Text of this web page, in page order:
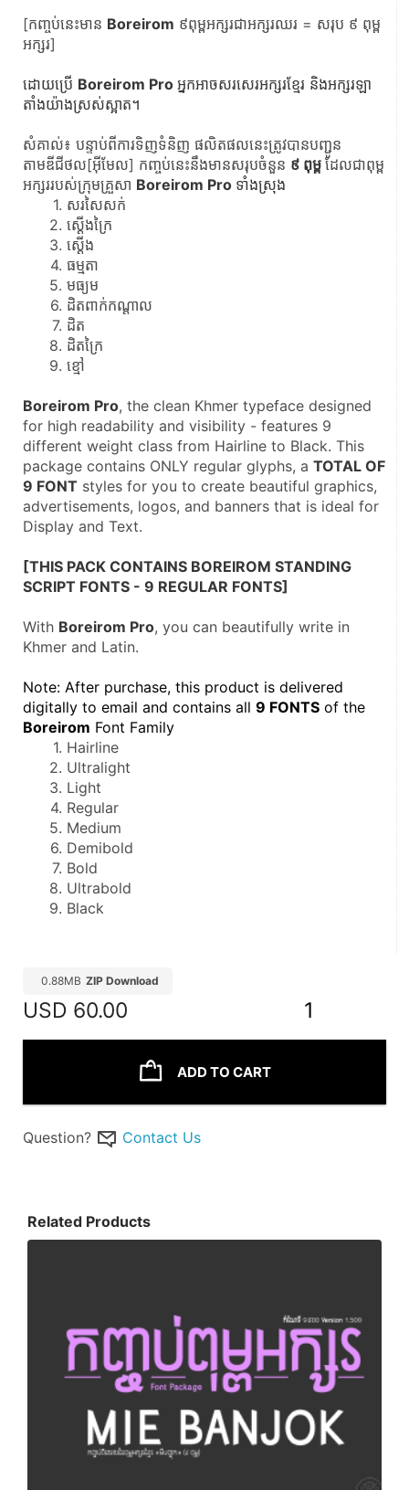
[កញ្ចប់នេះមាន Boreirom ៩ពុម្ពអក្សរជាអក្សរឈរ = សរុប ៩ ពុម្ព
អក្សរ]
ដោយប្រើ Boreirom​ Pro អ្នកអាចសរសេរអក្សរខ្មែរ និងអក្សរឡា
តាំងយ៉ាងស្រស់ស្អាត។
សំគាល់៖ បន្ទាប់ពីការទិញទំនិញ ផលិតផលនេះត្រូវបានបញ្ជូន
តាមឌីជីថល​[អ៊ីមែល] កញ្ចប់នេះនឹងមានសរុបចំនួន ៩ ពុម្ព ដែលជាពុម្ព
អក្សររបស់ក្រុមគ្រួសា Boreirom Pro​ ទាំងស្រុង
សរសៃសក់
ស្ដើងក្រៃ
ស្ដើង
ធម្មតា
មធ្យម
ដិតពាក់កណ្ដាល
ដិត
ដិតក្រៃ
ខ្មៅ
Boreirom Pro, the clean Khmer typeface designed
for high readability and visibility - features 9
different weight class from Hairline to Black. This
package contains ONLY regular glyphs, a TOTAL OF
9 FONT styles for you to create beautiful graphics,
advertisements, logos, and banners that is ideal for
Display and Text.
[THIS PACK CONTAINS BOREIROM STANDING
SCRIPT FONTS - 9 REGULAR FONTS]
With Boreirom Pro, you can beautifully write in
Khmer and Latin.
Note: After purchase, this product is delivered
digitally to email and contains all 9 FONTS
Boreirom Font Family
Hairline
Ultralight
Light
Regular
Medium
Demibold
Bold
Ultrabold
Black
0.88MB ZIP Download
USD 60.00 1
ADD TO CART
Question? Contact Us
Related Products